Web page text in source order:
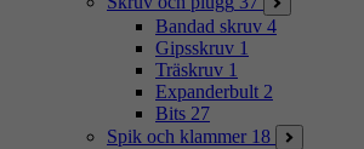
Bandad skruv 4
Gipsskruv 1
Träskruv 1
Expanderbult 2
Bits 27
Spik och klammer 18